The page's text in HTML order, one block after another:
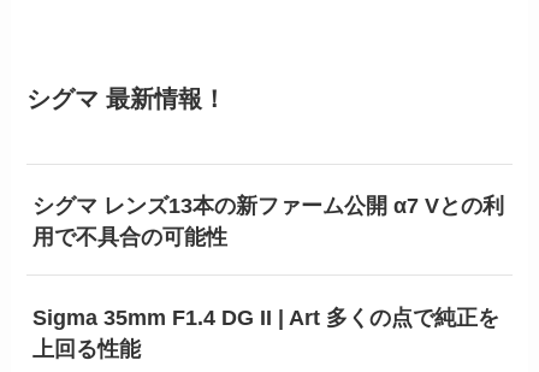
シグマ 最新情報！
シグマ レンズ13本の新ファーム公開 α7 Vとの利
用で不具合の可能性
Sigma 35mm F1.4 DG II | Art 多くの点で純正を
上回る性能